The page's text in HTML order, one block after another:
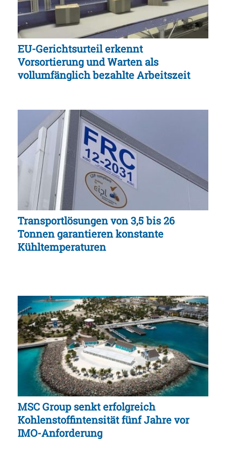
EU-Gerichtsurteil erkennt
Vorsortierung und Warten als
vollumfänglich bezahlte Arbeitszeit
Transportlösungen von 3,5 bis 26
Tonnen garantieren konstante
Kühltemperaturen
MSC Group senkt erfolgreich
Kohlenstoffintensität fünf Jahre vor
IMO-Anforderung